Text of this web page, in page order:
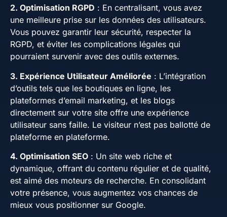
2. Optimisation RGPD : En centralisant, vous avez
une meilleure prise sur les données des utilisateurs.
Vous pouvez garantir leur sécurité, respecter la
RGPD, et éviter les complications légales qui
pourraient survenir avec des outils externes.
3. Expérience Utilisateur Améliorée : L’intégration
d’outils tels que les boutiques en ligne, les
plateformes d’email marketing, et les blogs
directement sur votre site offre une expérience
utilisateur sans faille. Le visiteur n’est pas ballotté de
plateforme en plateforme.
4. Optimisation SEO : Un site web riche et
dynamique, offrant du contenu régulier et de qualité,
est aimé des moteurs de recherche. En consolidant
votre présence, vous augmentez vos chances de
mieux vous positionner sur Google.